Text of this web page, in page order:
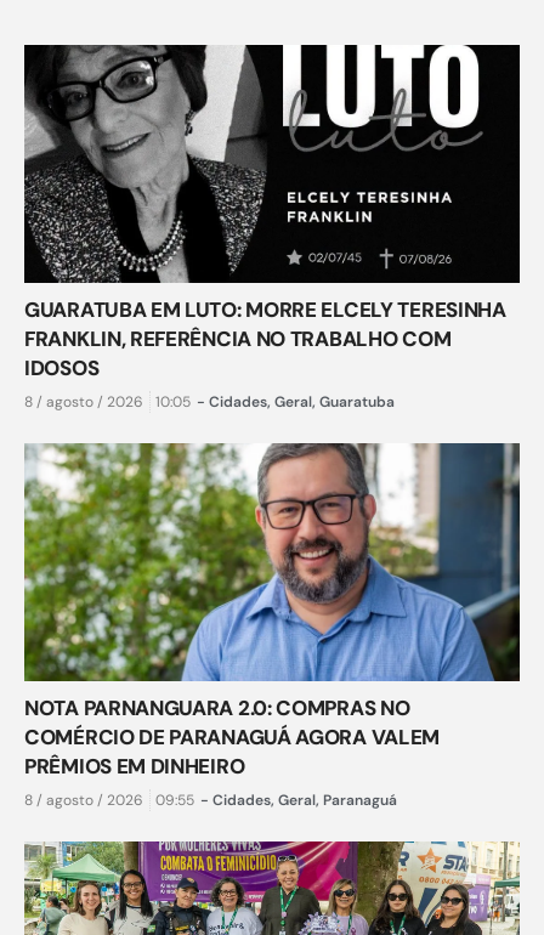
GUARATUBA EM LUTO: MORRE ELCELY TERESINHA
FRANKLIN, REFERÊNCIA NO TRABALHO COM
IDOSOS
8 / agosto / 2026 10:05 - Cidades, Geral, Guaratuba
NOTA PARNANGUARA 2.0: COMPRAS NO
COMÉRCIO DE PARANAGUÁ AGORA VALEM
PRÊMIOS EM DINHEIRO
8 / agosto / 2026 09:55 - Cidades, Geral, Paranaguá